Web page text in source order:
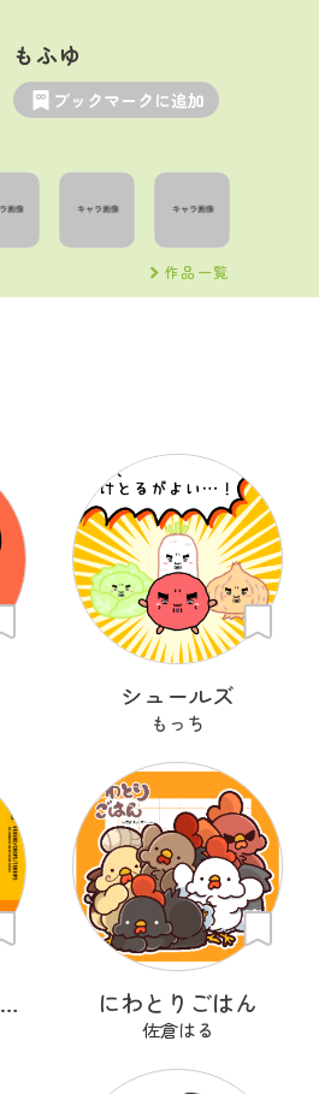
もふゆ
ブックマークに追加
作品一覧
シュールズ
もっち
のこのこきの子ちゃん にわとりごはん
佐倉はる